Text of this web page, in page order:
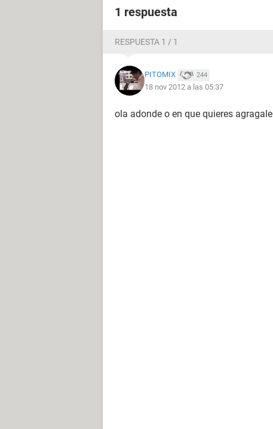
1 respuesta
RESPUESTA 1 / 1
PITOMIX 244
18 nov 2012 a las 05:37
ola adonde o en que quieres agragale